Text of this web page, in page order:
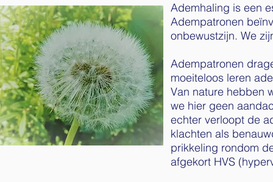
Ademhaling is een
Adempatronen
onbewustzijn. We
Adempatronen
moeiteloos leren
Van nature hebben
we hier geen
echter verloopt de
klachten als
prikkeling rondom
afgekort HVS